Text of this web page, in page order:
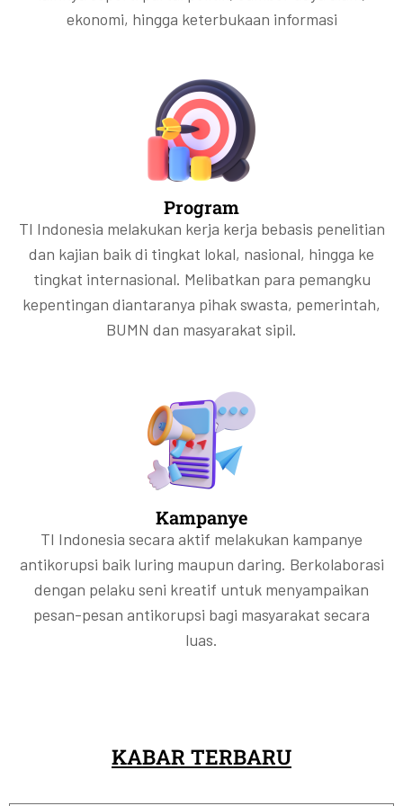
ekonomi, hingga keterbukaan informasi
Program
TI Indonesia melakukan kerja kerja bebasis penelitian
dan kajian baik di tingkat lokal, nasional, hingga ke
tingkat internasional. Melibatkan para pemangku
kepentingan diantaranya pihak swasta, pemerintah,
BUMN dan masyarakat sipil.
Kampanye
TI Indonesia secara aktif melakukan kampanye
antikorupsi baik luring maupun daring. Berkolaborasi
dengan pelaku seni kreatif untuk menyampaikan
pesan-pesan antikorupsi bagi masyarakat secara
luas.
KABAR TERBARU